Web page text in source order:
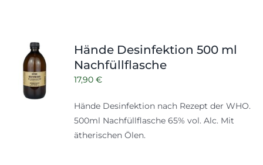
Hände Desinfektion 500 ml
Nachfüllflasche
17,90 €
Hände Desinfektion nach Rezept der WHO.
500ml Nachfüllflasche65% vol. Alc. Mit
ätherischen Ölen.